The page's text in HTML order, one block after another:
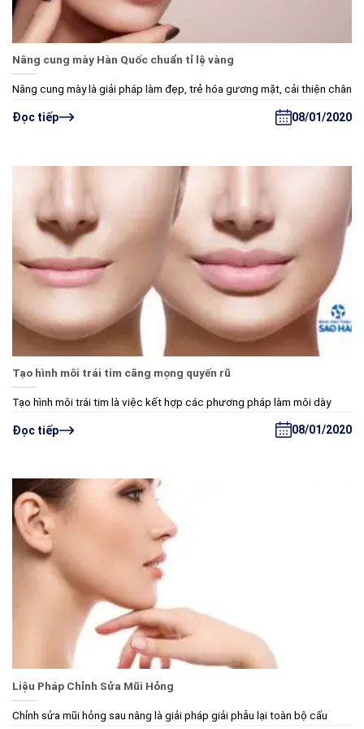
Nâng cung mày Hàn Quốc chuẩn tỉ lệ vàng
Nâng cung mày là giải pháp làm đẹp, trẻ hóa gương mặt, cải thiện chân
Đọc tiếp 08/01/2020
Tạo hình môi trái tim căng mọng quyến rũ
Tạo hình môi trái tim là việc kết hợp các phương pháp làm môi dày
Đọc tiếp 08/01/2020
Liệu Pháp Chỉnh Sửa Mũi Hỏng
Chỉnh sửa mũi hỏng sau nâng là giải pháp giải phẫu lại toàn bộ cấu